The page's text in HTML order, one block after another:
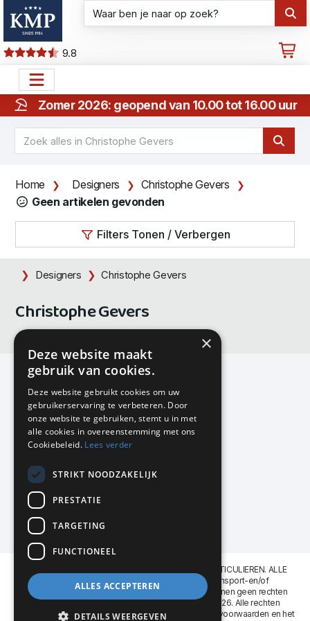
9.8
Zomer 2026: geopend van 10.00 tot 16.00 uur
Home Designers
Christophe Gevers
Geen artikelen gevonden
Filters Tonen / Verbergen
Designers Christophe Gevers
Christophe Gevers
KMP Kantoormeubilair
Airport Business Park
Frankfurtstraat 29-31
1175 RH Lijnden
020-617 01 26
info@kmpkantoormeubilair.nl
Facebook
Instagram
KMP Kantoormeubilair levert aan BEDRIJVEN en PARTICULIEREN. ALLE
GENOEMDE PRIJZEN ZIJN EXCL. 21% B.T.W. Transport-en/of
Montagekosten op aanvraag. Aan deze website kunnen geen rechten
worden ontleend. KMP Kantoormeubilair VOF © 2026. Alle rechten
voorbehouden. Lees voor gebruik graag de
leveringsvoorwaarden en het
×
Deze website maakt
gebruik van cookies.
Deze website gebruikt cookies om uw
gebruikerservaring te verbeteren. Door
onze website te gebruiken, stemt u in met
alle cookies in overeenstemming met ons
Cookiebeleid. Lees verder
STRIKT NOODZAKELIJK
PRESTATIE
TARGETING
FUNCTIONEEL
ALLES ACCEPTEREN
DETAILS WEERGEVEN